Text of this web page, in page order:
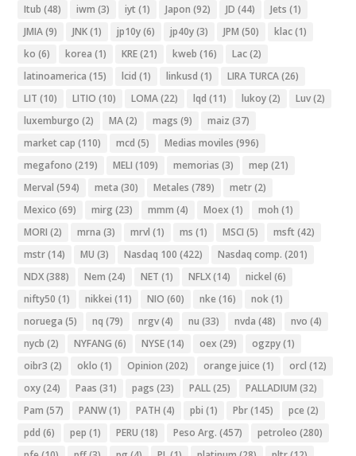
Itub (48) iwm (3) iyt (1) Japon (92) JD (44) Jets (1)
JMIA(9) JNK(1) jp10y(6) jp40y(3) JPM (50) klac(1)
ko (6) korea (1) KRE(21) kweb (16) Lac(2)
latinoamerica (15) lcid (1) linkusd (1) LIRA TURCA(26)
LIT (10) LITIO (10) LOMA(22) lqd (11) lukoy(2) Luv(2)
luxemburgo (2) MA(2) mags (9) maiz (37)
market cap (110) mcd (5) Medias moviles (996)
megafono (219) MELI (109) memorias (3) mep (21)
Merval (594) meta (30) Metales (789) metr(2)
Mexico (69) mirg (23) mmm (4) Moex (1) moh (1)
MORI (2) mrna (3) mrvl (1) ms (1) MSCI (5) msft (42)
mstr(14) MU (3) Nasdaq 100 (422) Nasdaq comp. (201)
NDX(388) Nem (24) NET (1) NFLX(14) nickel (6)
nifty50 (1) nikkei (11) NIO (60) nke (16) nok(1)
noruega (5) nq (79) nrgv(4) nu (33) nvda (48) nvo (4)
nycb (2) NYFANG (6) NYSE(14) oex (29) ogzpy(1)
oibr3 (2) oklo (1) Opinion (202) orange juice (1) orcl (12)
oxy(24) Paas (31) pags (23) PALL(25) PALLADIUM (32)
Pam (57) PANW(1) PATH (4) pbi (1) Pbr(145) pce (2)
pdd (6) pep (1) PERU (18) Peso Arg. (457) petroleo (280)